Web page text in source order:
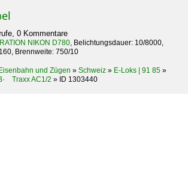
0 Kommentare
NIKON D780, Belichtungsdauer: 10/8000,
Brennweite: 750/10
und Zügen » Schweiz » E-Loks | 91 85 »
Traxx AC1/2 » ID 1303440